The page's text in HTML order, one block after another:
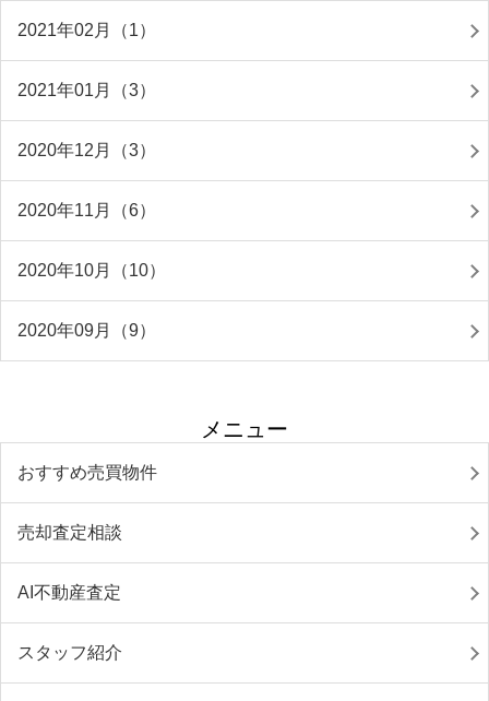
2021年02月（1）
2021年01月（3）
2020年12月（3）
2020年11月（6）
2020年10月（10）
2020年09月（9）
メニュー
おすすめ売買物件
売却査定相談
AI不動産査定
スタッフ紹介